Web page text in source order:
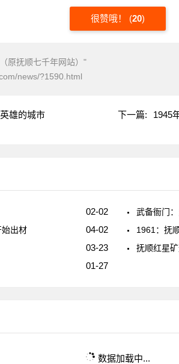
很赞哦！ (20)
原抚顺七千年网站）"
news/?1590.html
雄的城市 下一篇: 1945
02-02 武备衙门
04-02
出材 1961：抚
03-23 抚顺红星
01-27
数据加载中...